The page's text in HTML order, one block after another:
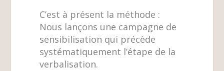
C’est à présent la méthode :
Nous lançons une campagne de
sensibilisation qui précède
systématiquement l’étape de la
verbalisation.